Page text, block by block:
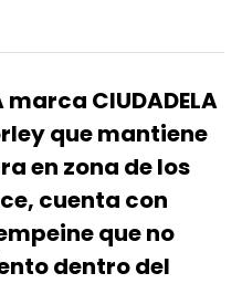
CIUDADELA
que mantiene
en zona de los
cuenta con
que no
dentro del